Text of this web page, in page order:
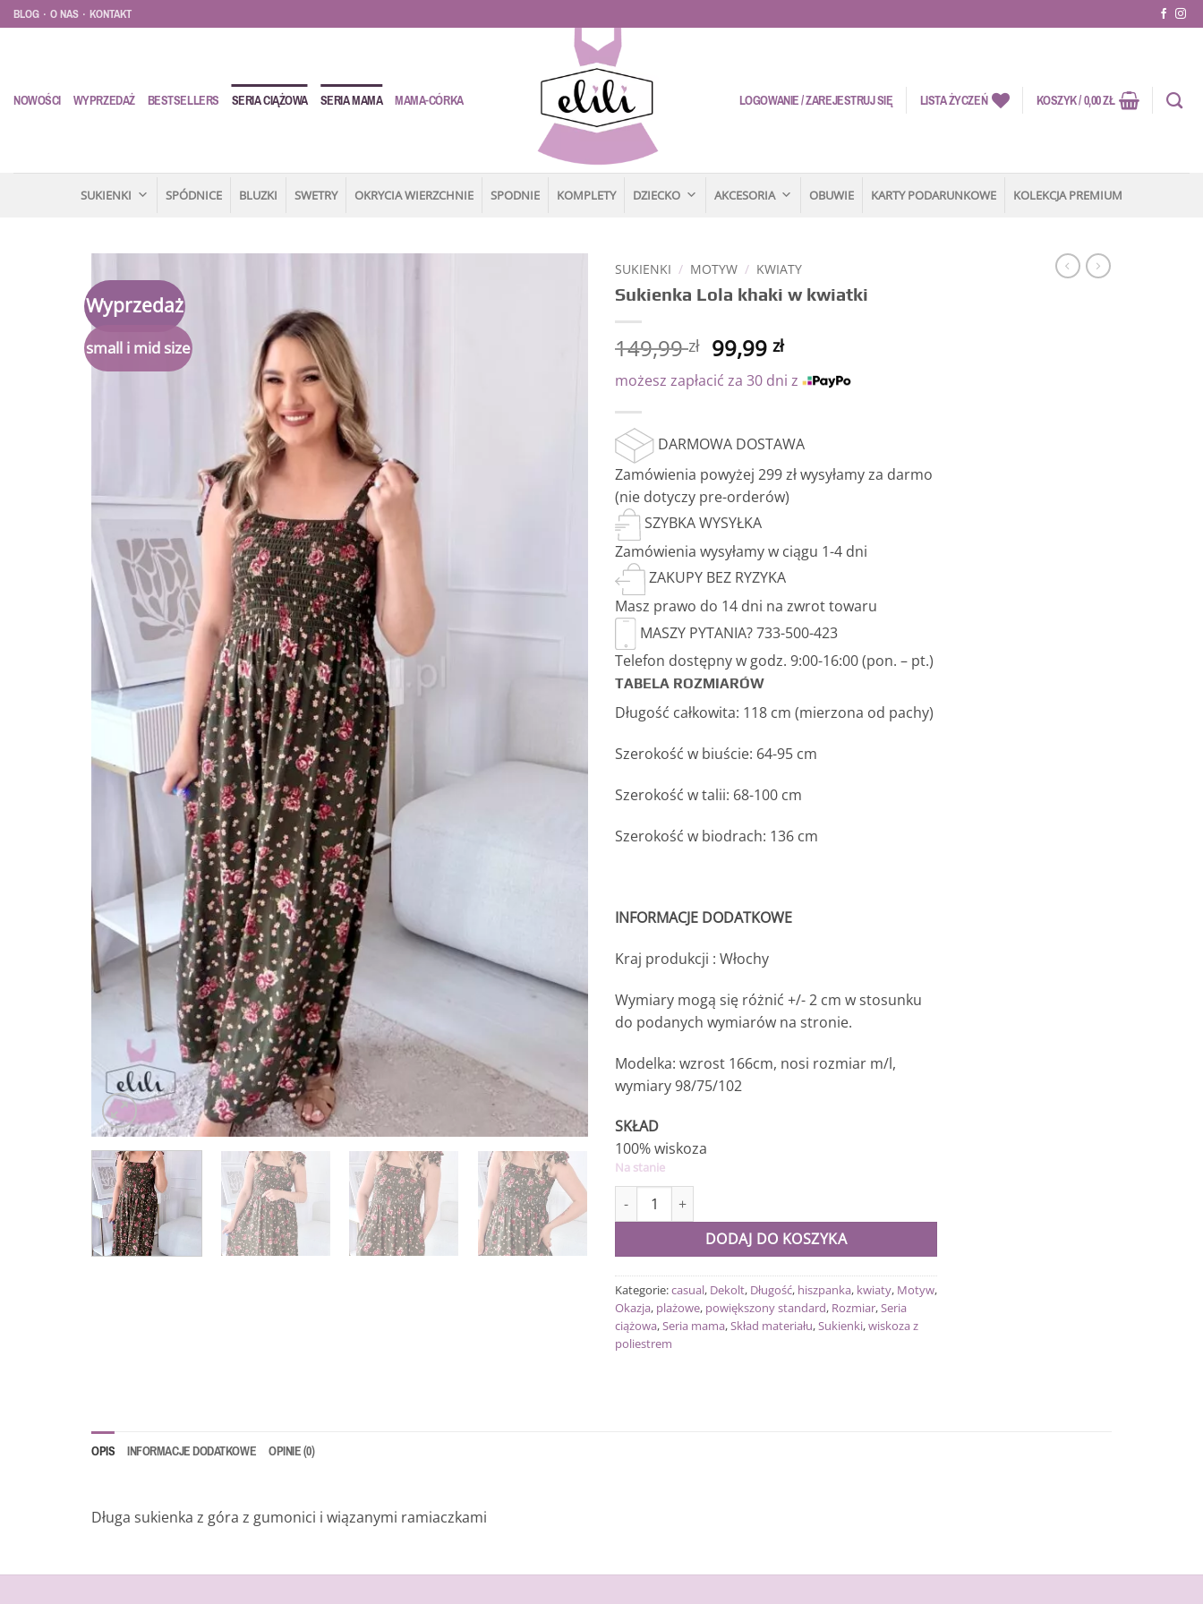
Przewiń
do
BLOG . O NAS . KONTAKT
NOWOŚCI WYPRZEDAŻ BESTSELLERS SERIA CIĄŻOWA SERIA MAMA MAMA-CÓRKA LOGOWANIE / ZAREJESTRUJ SIĘ LISTA ŻYCZEŃ KOSZYK /0,00ZŁ
SUKIENKI SPÓDNICE BLUZKI SWETRY OKRYCIA WIERZCHNIE SPODNIE KOMPLETY DZIECKO AKCESORIA OBUWIE KARTY PODARUNKOWE KOLEKCJA PREMIUM
Wyprzedaż
small i mid size
SUKIENKI / MOTYW / KWIATY
Sukienka Lola khaki w kwiatki
149,99zł 99,99zł
możesz zapłacić za 30 dni z
DARMOWA DOSTAWA
Zamówienia powyżej 299 zł wysyłamy za darmo
(nie dotyczy pre-orderów)
SZYBKA WYSYŁKA
Zamówienia wysyłamy w ciągu 1-4 dni
ZAKUPY BEZ RYZYKA
Masz prawo do 14 dni na zwrot towaru
MASZY PYTANIA? 733-500-423
Telefon dostępny w godz. 9:00-16:00 (pon. – pt.)
TABELA ROZMIARÓW
Długość całkowita: 118 cm (mierzona od pachy)
Szerokość w biuście: 64-95 cm
Szerokość w talii: 68-100 cm
Szerokość w biodrach: 136 cm
INFORMACJE DODATKOWE
Kraj produkcji : Włochy
Wymiary mogą się różnić +/- 2 cm w stosunku
do podanych wymiarów na stronie.
Modelka: wzrost 166cm, nosi rozmiar m/l,
wymiary 98/75/102
SKŁAD
100% wiskoza
Na stanie
DODAJ DO KOSZYKA
Kategorie:casual, Dekolt, Długość, hiszpanka, kwiaty, Motyw,
Okazja, plażowe, powiększony standard, Rozmiar,Seria
ciążowa,Seria mama,Skład materiału,Sukienki,wiskoza z
poliestrem
OPIS INFORMACJE DODATKOWE OPINIE (0)
Długa sukienka z góra z gumonici i wiązanymi ramiaczkami